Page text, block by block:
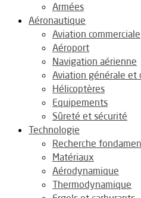
Armées
Aéronautique
Aviation commerciale
Aéroport
Navigation aérienne
Aviation générale et
Hélicoptères
Equipements
Sûreté et sécurité
Technologie
Recherche
Matériaux
Aérodynamique
Thermodynamique